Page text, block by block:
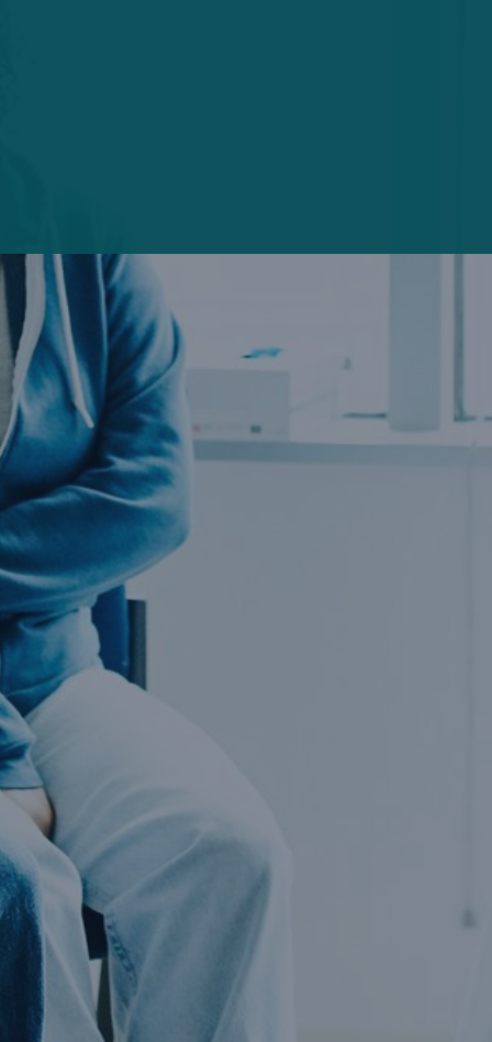
Interview
Intelligent durch den Datenwald: Predictive
Analytics
Zahlen + Fakten
Mit zum Teil über 50 Prozent
Marktdurchdringung in vielen
Lebensversicherungsmärkten verfügt Munich
Re über riesige Datenbestände.
>50 %
Artikel
Data Analytics im Versicherungswesen